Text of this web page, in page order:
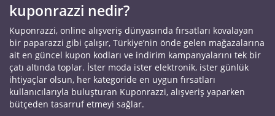
kuponrazzi nedir?
Kuponrazzi, online alışveriş dünyasında fırsatları kovalayan
bir paparazzi gibi çalışır, Türkiye’nin önde gelen mağazalarına
ait en güncel kupon kodları ve indirim kampanyalarını tek bir
çatı altında toplar. İster moda ister elektronik, ister günlük
ihtiyaçlar olsun, her kategoride en uygun fırsatları
kullanıcılarıyla buluşturan Kuponrazzi, alışveriş yaparken
bütçeden tasarruf etmeyi sağlar.